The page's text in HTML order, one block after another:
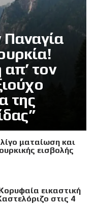
Παναγία
τον
της
ματαίωση και
εισβολής
εικαστική
στις 4